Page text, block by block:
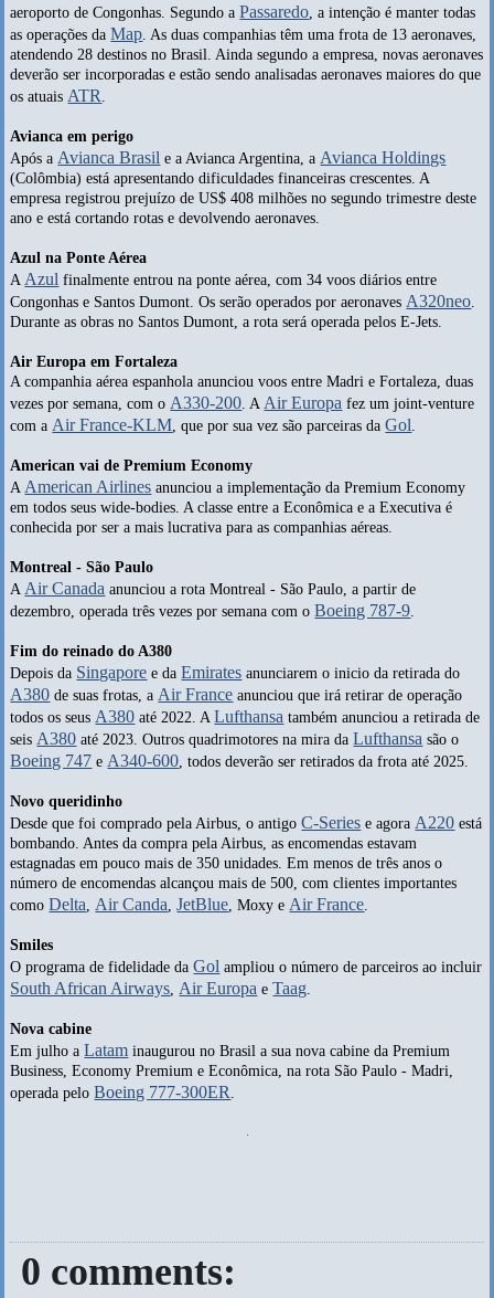
aeroporto de Congonhas. Segundo aPassaredo, a intenção é manter todas
as operações daMap. As duas companhias têm uma frota de 13 aeronaves,
atendendo 28 destinos no Brasil. Ainda segundo a empresa, novas aeronaves
deverão ser incorporadas e estão sendo analisadas aeronaves maiores do que
os atuaisATR .
Avianca em perigo
Após aAvianca Brasil e a Avianca Argentina, aAvianca Holdings
(Colômbia) está apresentando dificuldades financeiras crescentes. A
empresa registrou prejuízo de US$ 408 milhões no segundo trimestre deste
ano e está cortando rotas e devolvendo aeronaves.
Azul na Ponte Aérea
AAzul finalmente entrou na ponte aérea, com 34 voos diários entre
Congonhas e Santos Dumont. Os serão operados por aeronavesA320neo.
Durante as obras no Santos Dumont, a rota será operada pelos E-Jets.
Air Europa em Fortaleza
A companhia aérea espanhola anunciou voos entre Madri e Fortaleza, duas
vezes por semana, com oA330-200. AAir Europa fez um joint-venture
com aAir France-KLM, que por sua vez são parceiras daGol.
American vai de Premium Economy
AAmerican Airlines anunciou a implementação da Premium Economy
em todos seus wide-bodies. A classe entre a Econômica e a Executiva é
conhecida por ser a mais lucrativa para as companhias aéreas.
Montreal - São Paulo
AAir Canada anunciou a rota Montreal - São Paulo, a partir de
dezembro, operada três vezes por semana com oBoeing 787-9.
Fim do reinado do A380
Depois da Singapore e daEmirates anunciarem o inicio da retirada do
A380 de suas frotas, aAir France anunciou que irá retirar de operação
todos os seusA380 até 2022. ALufthansa também anunciou a retirada de
seisA380 até 2023. Outros quadrimotores na mira daLufthansa são o
Boeing 747 eA340-600, todos deverão ser retirados da frota até 2025.
Novo queridinho
Desde que foi comprado pela Airbus, o antigoC-Series e agoraA220 está
bombando. Antes da compra pela Airbus, as encomendas estavam
estagnadas em pouco mais de 350 unidades. Em menos de três anos o
número de encomendas alcançou mais de 500, com clientes importantes
comoDelta,Air Canda,JetBlue, Moxy eAir France.
Smiles
O programa de fidelidade daGol ampliou o número de parceiros ao incluir
South African Airways,Air Europa eTaag.
Nova cabine
Em julho aLatam inaugurou no Brasil a sua nova cabine da Premium
Business, Economy Premium e Econômica, na rota São Paulo - Madri,
operada peloBoeing 777-300ER .
0 comments: